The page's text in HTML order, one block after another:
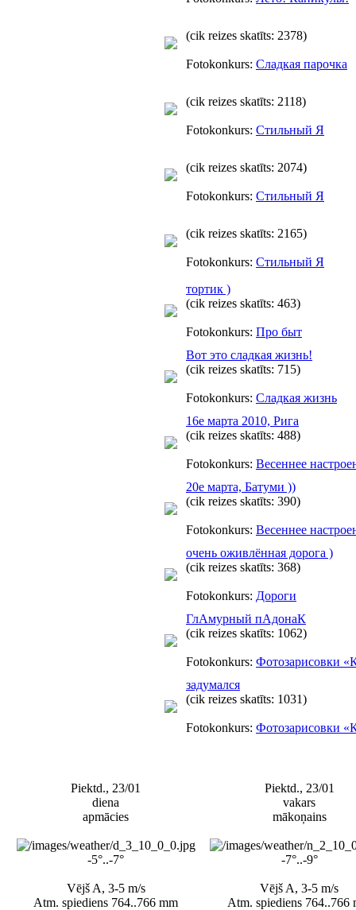
(cik reizes skatīts: 2378)
Fotokonkurs: Сладкая парочка
(cik reizes skatīts: 2118)
Fotokonkurs: Стильный Я
(cik reizes skatīts: 2074)
Fotokonkurs: Стильный Я
(cik reizes skatīts: 2165)
Fotokonkurs: Стильный Я
тортик )
(cik reizes skatīts: 463)
Fotokonkurs: Про быт
Вот это сладкая жизнь!
(cik reizes skatīts: 715)
Fotokonkurs: Сладкая жизнь
16е марта 2010, Рига
(cik reizes skatīts: 488)
Fotokonkurs: Весеннее
20е марта, Батуми ))
(cik reizes skatīts: 390)
Fotokonkurs: Весеннее
очень оживлённая дорога )
(cik reizes skatīts: 368)
Fotokonkurs: Дороги
ГлАмурный пАдонаК
(cik reizes skatīts: 1062)
Fotokonkurs: Фотозарисовки
задумался
(cik reizes skatīts: 1031)
Fotokonkurs: Фотозарисовки
Piektd., 23/01
diena
apmācies
-5°..-7°
Vējš A, 3-5 m/s
Atm. spiediens 764..766 mm
Piektd., 23/01
vakars
mākoņains
-7°..-9°
Vējš A, 3-5 m/s
Atm. spiediens 764..766